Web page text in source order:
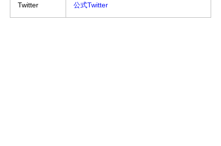
Twitter 公式Twitter